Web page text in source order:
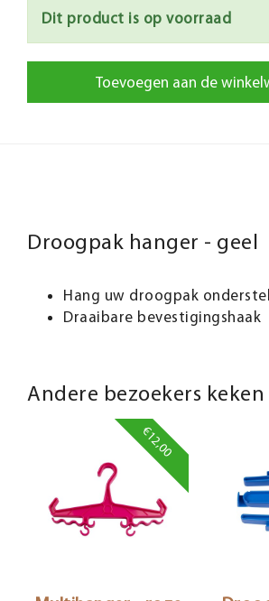
Dit product is op voorraad
Toevoegen aan de
Droogpak hanger - geel
Hang uw droogpak
Draaibare bevestigingshaak
Andere bezoekers
€12,00